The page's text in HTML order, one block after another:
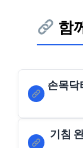
함
손목
기침